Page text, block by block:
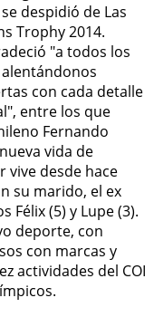
despidió de Las
Trophy 2014.
"a todos los
con cada detalle
entre los que
Fernando
vida de
vive desde hace
su marido, el ex
Félix (5) y Lupe (3).
deporte, con
con marcas y
actividades del COI